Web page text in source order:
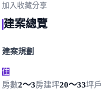
加入收藏分享
建案總覽
建案規劃
住
房數2～3房建坪20～33坪